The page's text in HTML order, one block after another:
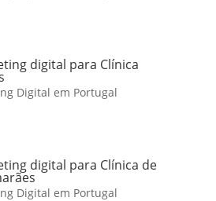
digital para Clínica
Digital em Portugal
digital para Clínica de
Digital em Portugal